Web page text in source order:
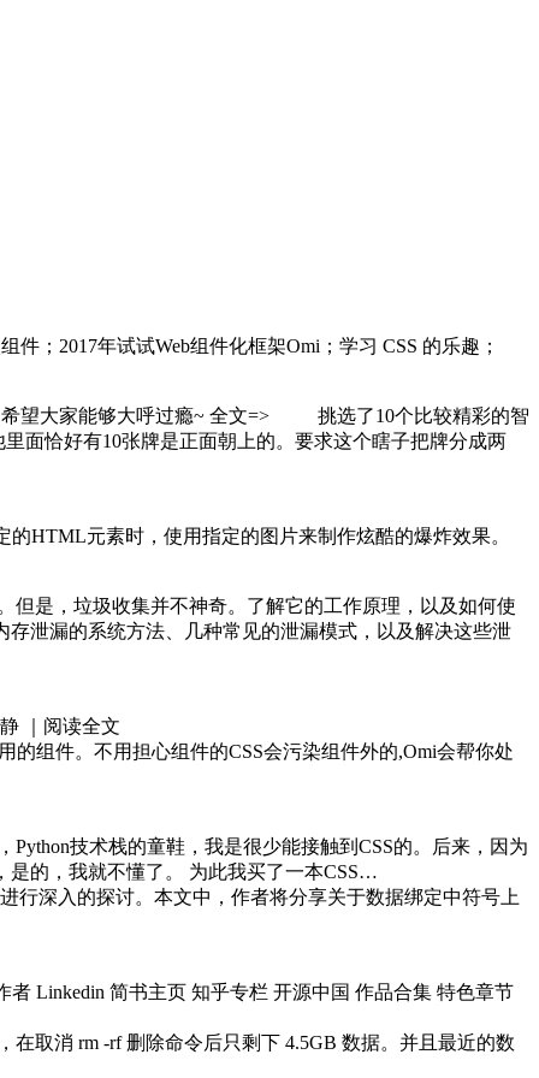
；2017年试试Web组件化框架Omi；学习 CSS 的乐趣；
望大家能够大呼过瘾~ 全文=>
挑选了10个比较精彩的智
恰好有10张牌是正面朝上的。要求这个瞎子把牌分成两
HTML元素时，使用指定的图片来制作炫酷的爆炸效果。
是，垃圾收集并不神奇。了解它的工作原理，以及如何使
泄漏的系统方法、几种常见的泄漏模式，以及解决这些泄
｜阅读全文
的组件。不用担心组件的CSS会污染组件外的,Omi会帮你处
技术栈的童鞋，我是很少能接触到CSS的。后来，因为
是的，我就不懂了。 为此我买了一本CSS…
行深入的探讨。本文中，作者将分享关于数据绑定中符号上
Linkedin 简书主页 知乎专栏 开源中国 作品合集 特色章节
取消 rm -rf 删除命令后只剩下 4.5GB 数据。并且最近的数